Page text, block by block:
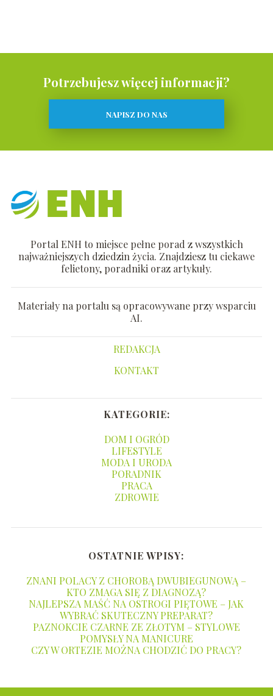
Potrzebujesz więcej informacji?
NAPISZ DO NAS
Portal ENH to miejsce pełne porad z wszystkich
najważniejszych dziedzin życia. Znajdziesz tu ciekawe
felietony, poradniki oraz artykuły.
Materiały na portalu są opracowywane przy wsparciu
AI.
REDAKCJA
KONTAKT
KATEGORIE:
DOM I OGRÓD
LIFESTYLE
MODA I URODA
PORADNIK
PRACA
ZDROWIE
OSTATNIE WPISY:
ZNANI POLACY Z CHOROBĄ DWUBIEGUNOWĄ –
KTO ZMAGA SIĘ Z DIAGNOZĄ?
NAJLEPSZA MAŚĆ NA OSTROGI PIĘTOWE – JAK
WYBRAĆ SKUTECZNY PREPARAT?
PAZNOKCIE CZARNE ZE ZŁOTYM – STYLOWE
POMYSŁY NA MANICURE
CZY W ORTEZIE MOŻNA CHODZIĆ DO PRACY?